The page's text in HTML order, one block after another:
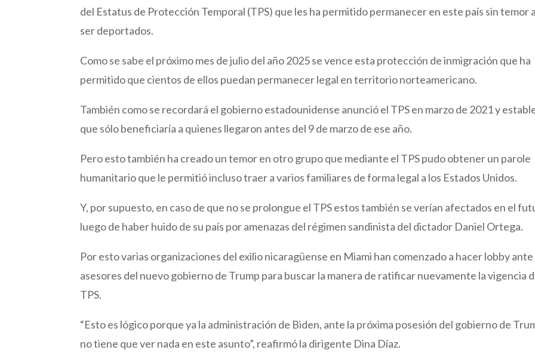
del Estatus de Protección Temporal (TPS) que les ha permitido permanecer en este país sin temor a
ser deportados.
Como se sabe el próximo mes de julio del año 2025 se vence esta protección de inmigración que ha
permitido que cientos de ellos puedan permanecer legal en territorio norteamericano.
También como se recordará el gobierno estadounidense anunció el TPS en marzo de 2021 y
que sólo beneficiaría a quienes llegaron antes del 9 de marzo de ese año.
Pero esto también ha creado un temor en otro grupo que mediante el TPS pudo obtener un parole
humanitario que le permitió incluso traer a varios familiares de forma legal a los Estados Unidos.
Y, por supuesto, en caso de que no se prolongue el TPS estos también se verían afectados en el
luego de haber huido de su país por amenazas del régimen sandinista del dictador Daniel Ortega.
Por esto varias organizaciones del exilio nicaragüense en Miami han comenzado a hacer lobby ante
asesores del nuevo gobierno de Trump para buscar la manera de ratificar nuevamente la vigencia
TPS.
“Esto es lógico porque ya la administración de Biden, ante la próxima posesión del gobierno de
no tiene que ver nada en este asunto”, reafirmó la dirigente Dina Díaz.